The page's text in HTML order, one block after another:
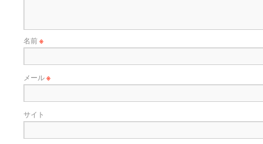
名前※
メール※
サイト